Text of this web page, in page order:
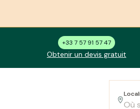
+33 7 57 91 57 47
Obtenir un devis gratuit